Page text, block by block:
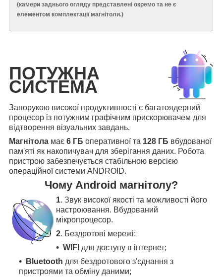
(камери заднього огляду представлені окремо та не є
елементом комплектації магнітоли.)
ПОТУЖНА
СИСТЕМА
Запорукою високої продуктивності є багатоядерний
процесор із потужним графічним прискорювачем для
відтворення візуальних завдань.
Магнітола має 6 ГБ оперативної та 128 ГБ вбудованої
пам'яті як накопичувач для зберігання даних. Робота
пристрою забезпечується стабільною версією
операційної системи ANDROID.
Чому Android магнітолу?
1. Звук високої якості та можливості його
настроювання. Вбудований
мікропроцесор.
2. Бездротові мережі:
WIFI для доступу в інтернет;
Bluetooth для бездротового з'єднання з
пристроями та обміну даними;